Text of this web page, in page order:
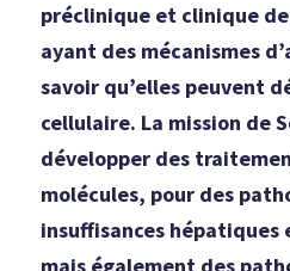
préclinique et clinique
ayant des mécanismes
savoir qu’elles peuvent
cellulaire. La mission de
développer des
molécules, pour des
insuffisances hépatiques